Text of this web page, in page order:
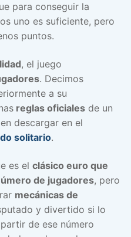
para conseguir la
uno es suficiente, pero
puntos.
, el juego
. Decimos
a su
reglas oficiales de un
descargar en el
solitario.
es el clásico euro que
de jugadores, pero
mecánicas de
y divertido si lo
de ese número